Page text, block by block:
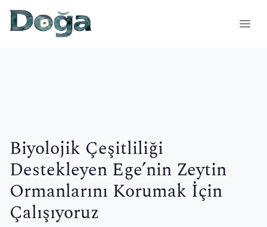
İçeriğe geç
Biyolojik Çeşitliliği
Destekleyen Ege’nin Zeytin
Ormanlarını Korumak İçin
Çalışıyoruz